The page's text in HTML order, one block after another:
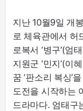
지난 10월9일 개
로 체육관에서 허
로복서 ‘병구’(엄
지원군 ‘민지’(이
꿈 ‘판소리 복싱’
도전을 시작하는
드라마다. 엄태구